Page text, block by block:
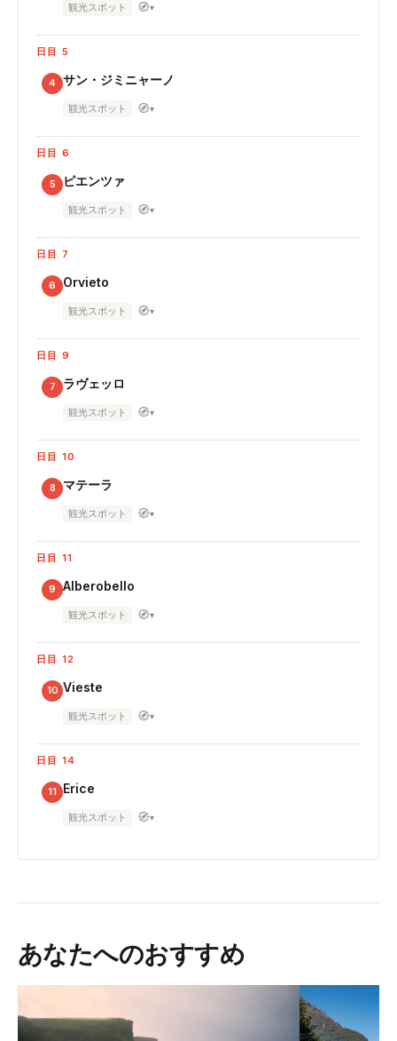
観光スポット 🧭▾
日目 5
4 サン・ジミニャーノ
観光スポット 🧭▾
日目 6
5 ピエンツァ
観光スポット 🧭▾
日目 7
6 Orvieto
観光スポット 🧭▾
日目 9
7 ラヴェッロ
観光スポット 🧭▾
日目 10
8 マテーラ
観光スポット 🧭▾
日目 11
9 Alberobello
観光スポット 🧭▾
日目 12
10 Vieste
観光スポット 🧭▾
日目 14
11 Erice
観光スポット 🧭▾
あなたへのおすすめ